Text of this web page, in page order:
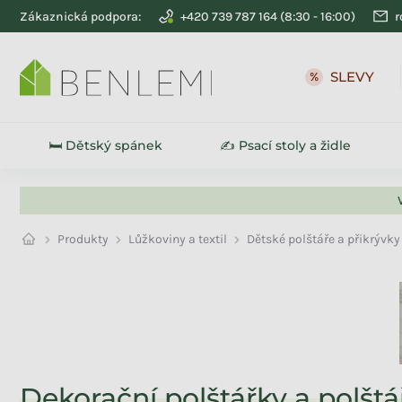
Přejít na obsah
Zákaznická podpora: +420 739 787 164
🛏️ Dětský spánek ✍️ Psací stoly a židle
Produkty Lůžkoviny a textil Dětské polštáře a přikrývky